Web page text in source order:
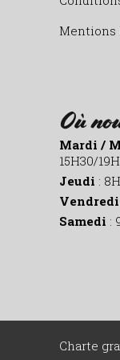
Mentions
Où
Mardi /
15H30/19H
Jeudi :
Vendredi
Samedi :
Charte